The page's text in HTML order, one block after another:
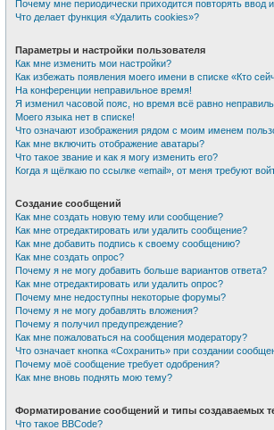
Почему мне периодически приходится повторять ввод
Что делает функция «Удалить cookies»?
Параметры и настройки пользователя
Как мне изменить мои настройки?
Как избежать появления моего имени в списке «Кто
На конференции неправильное время!
Я изменил часовой пояс, но время всё равно
Моего языка нет в списке!
Что означают изображения рядом с моим именем
Как мне включить отображение аватары?
Что такое звание и как я могу изменить его?
Когда я щёлкаю по ссылке «email», от меня требуют
Создание сообщений
Как мне создать новую тему или сообщение?
Как мне отредактировать или удалить сообщение?
Как мне добавить подпись к своему сообщению?
Как мне создать опрос?
Почему я не могу добавить больше вариантов ответа?
Как мне отредактировать или удалить опрос?
Почему мне недоступны некоторые форумы?
Почему я не могу добавлять вложения?
Почему я получил предупреждение?
Как мне пожаловаться на сообщения модератору?
Что означает кнопка «Сохранить» при создании
Почему моё сообщение требует одобрения?
Как мне вновь поднять мою тему?
Форматирование сообщений и типы создаваемых
Что такое BBCode?